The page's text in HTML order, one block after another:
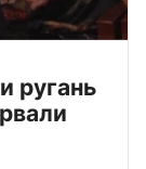
ругань